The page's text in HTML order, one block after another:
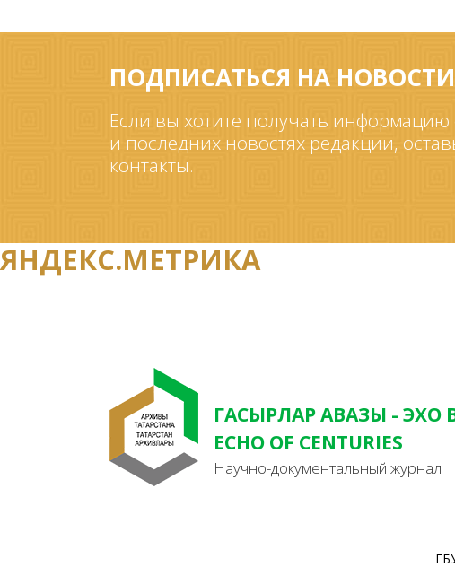
ПОДПИСАТЬСЯ НА НОВОСТИ
Если вы хотите получать информацию
и последних новостях редакции,
контакты.
ЯНДЕКС.МЕТРИКА
ГАСЫРЛАР АВАЗЫ - ЭХО
ECHO OF CENTURIES
Научно-документальный журнал